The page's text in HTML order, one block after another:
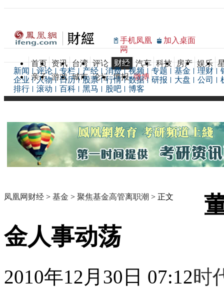
手机凤凰
网
加入桌面
首页 资讯 台湾 评论 财经 汽车 科技 房产 娱乐
亲子 游戏 城市 论坛 博报 微博
新闻 评论 专栏 产经 消费 视频 专题 基金 理财
企业
人物 日历 股票 行情 数据 研报 大盘 公司
排行
滚动 百科 黑马 股吧 博客
凤凰网财经 > 基金 > 聚焦基金高管离职潮 > 正文
金人事动荡
2010年12月30日 07:12时